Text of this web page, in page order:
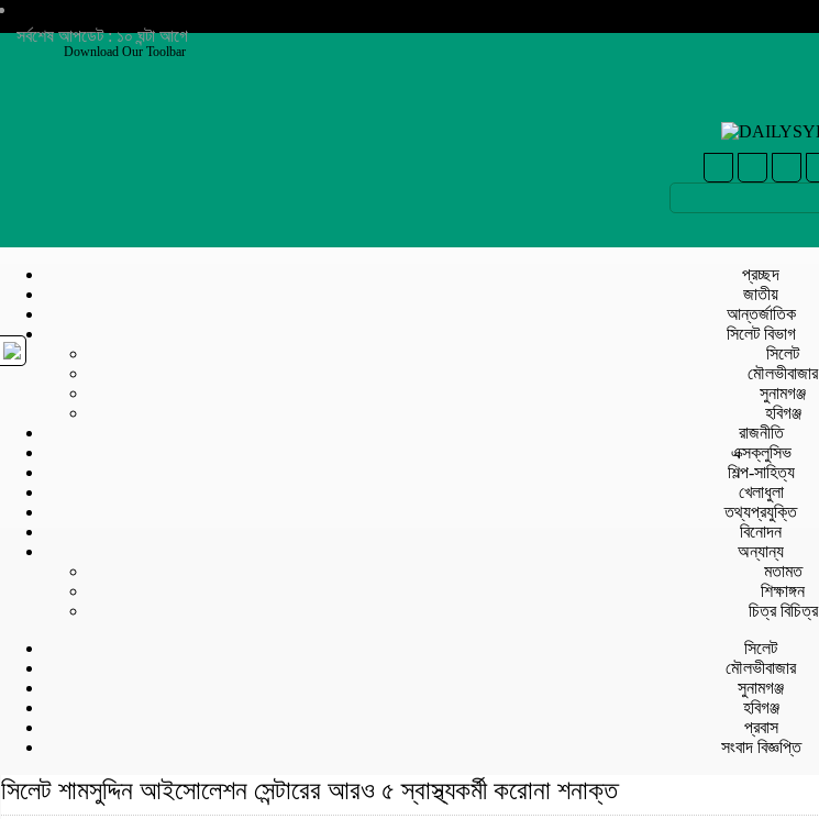
সর্বশেষ আপডেট : ১০ ঘন্টা আগে
Download Our Toolbar
প্রচ্ছদ
জাতীয়
আন্তর্জাতিক
সিলেট বিভাগ
সিলেট
মৌলভীবাজার
সুনামগঞ্জ
হবিগঞ্জ
রাজনীতি
এক্সক্লুসিভ
শিল্প-সাহিত্য
খেলাধুলা
তথ্যপ্রযুক্তি
বিনোদন
অন্যান্য
মতামত
শিক্ষাঙ্গন
চিত্র বিচিত্র
সিলেট
মৌলভীবাজার
সুনামগঞ্জ
হবিগঞ্জ
প্রবাস
সংবাদ বিজ্ঞপ্তি
সিলেট শামসুদ্দিন আইসোলেশন সেন্টারের আরও ৫ স্বাস্থ্যকর্মী করোনা শনাক্ত